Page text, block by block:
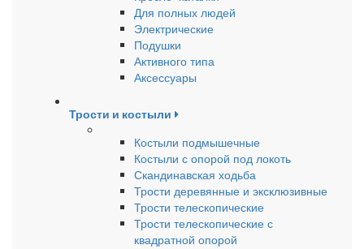
Для полных людей
Электрические
Подушки
Активного типа
Аксессуары
Трости и костыли
Костыли подмышечные
Костыли с опорой под локоть
Скандинавская ходьба
Трости деревянные и эксклюзивные
Трости телескопические
Трости телескопические с
квадратной опорой